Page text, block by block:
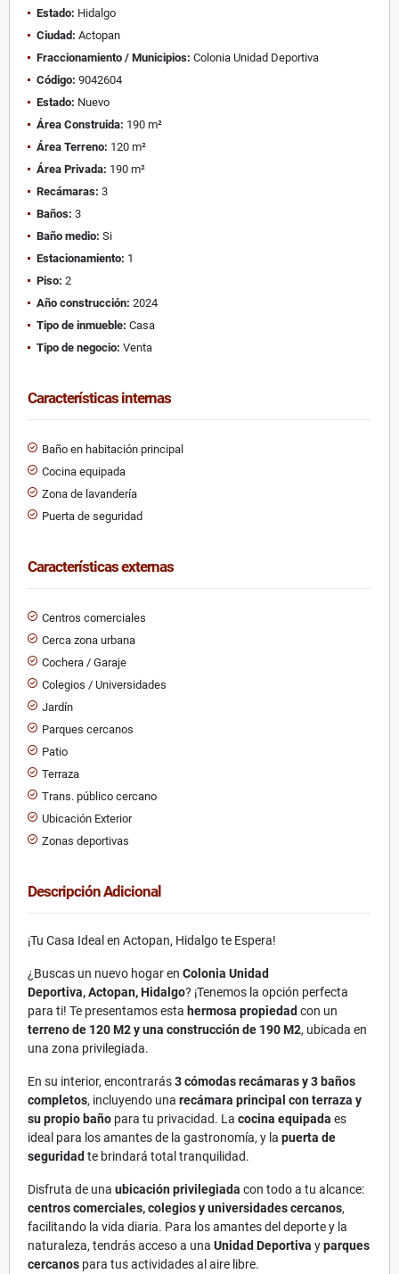
Estado: Hidalgo
Ciudad: Actopan
Fraccionamiento / Municipios: Colonia Unidad Deportiva
Código: 9042604
Estado: Nuevo
Área Construida: 190 m²
Área Terreno: 120 m²
Área Privada: 190 m²
Recámaras: 3
Baños: 3
Baño medio: Si
Estacionamiento: 1
Piso: 2
Año construcción: 2024
Tipo de inmueble: Casa
Tipo de negocio: Venta
Características internas
Baño en habitación principal
Cocina equipada
Zona de lavandería
Puerta de seguridad
Características externas
Centros comerciales
Cerca zona urbana
Cochera / Garaje
Colegios / Universidades
Jardín
Parques cercanos
Patio
Terraza
Trans. público cercano
Ubicación Exterior
Zonas deportivas
Descripción Adicional
¡Tu Casa Ideal en Actopan, Hidalgo te Espera!
¿Buscas un nuevo hogar en Colonia Unidad
Deportiva, Actopan, Hidalgo? ¡Tenemos la opción perfecta
para ti! Te presentamos esta hermosa propiedad con un
terreno de 120 M2 y una construcción de 190 M2, ubicada en
una zona privilegiada.
En su interior, encontrarás3 cómodas recámaras y 3 baños
completos, incluyendo una recámara principal con terraza y
su propio baño para tu privacidad. La cocina equipada es
ideal para los amantes de la gastronomía, y la puerta de
seguridad te brindará total tranquilidad.
Disfruta de una ubicación privilegiada con todo a tu alcance:
centros comerciales, colegios y universidades cercanos,
facilitando la vida diaria. Para los amantes del deporte y la
naturaleza, tendrás acceso a una Unidad Deportiva yparques
cercanos para tus actividades al aire libre.